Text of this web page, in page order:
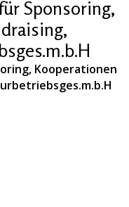
Sponsoring,
Kooperationen